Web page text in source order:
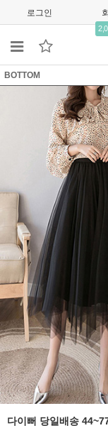
로그인
BOTTOM
다이뻐 당일배송